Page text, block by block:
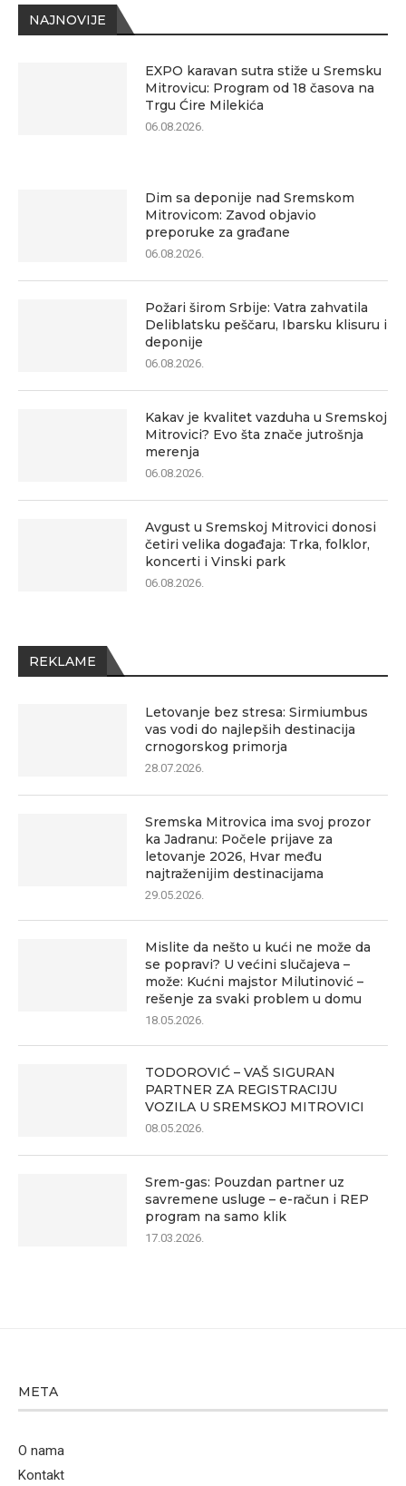
NAJNOVIJE
EXPO karavan sutra stiže u Sremsku
Mitrovicu: Program od 18 časova na
Trgu Ćire Milekića
06.08.2026.
Dim sa deponije nad Sremskom
Mitrovicom: Zavod objavio
preporuke za građane
06.08.2026.
Požari širom Srbije: Vatra zahvatila
Deliblatsku peščaru, Ibarsku klisuru i
deponije
06.08.2026.
Kakav je kvalitet vazduha u Sremskoj
Mitrovici? Evo šta znače jutrošnja
merenja
06.08.2026.
Avgust u Sremskoj Mitrovici donosi
četiri velika događaja: Trka, folklor,
koncerti i Vinski park
06.08.2026.
REKLAME
Letovanje bez stresa: Sirmiumbus
vas vodi do najlepših destinacija
crnogorskog primorja
28.07.2026.
Sremska Mitrovica ima svoj prozor
ka Jadranu: Počele prijave za
letovanje 2026, Hvar među
najtraženijim destinacijama
29.05.2026.
Mislite da nešto u kući ne može da
se popravi? U većini slučajeva –
može: Kućni majstor Milutinović –
rešenje za svaki problem u domu
18.05.2026.
TODOROVIĆ – VAŠ SIGURAN
PARTNER ZA REGISTRACIJU
VOZILA U SREMSKOJ MITROVICI
08.05.2026.
Srem-gas: Pouzdan partner uz
savremene usluge – e-račun i REP
program na samo klik
17.03.2026.
META
O nama
Kontakt